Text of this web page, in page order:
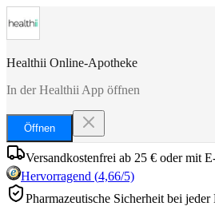
Healthii Online-Apotheke
In der Healthii App öffnen
Öffnen
Versandkostenfrei ab 25 € oder mit
Hervorragend (4,66/5)
Pharmazeutische Sicherheit bei jeder